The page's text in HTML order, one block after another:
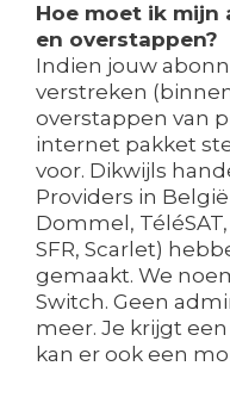
Hoe moet ik mijn
en overstappen?
Indien jouw
verstreken
overstappen van
internet pakket
voor. Dikwijls
Providers in
Dommel,
SFR, Scarlet)
gemaakt. We
Switch. Geen
meer. Je krijgt
kan er ook een